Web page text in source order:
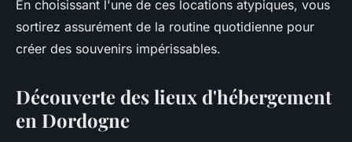
En choisissant l'une de ces locations atypiques, vous
sortirez assurément de la routine quotidienne pour
créer des souvenirs impérissables.
Découverte des lieux d'hébergement
en Dordogne